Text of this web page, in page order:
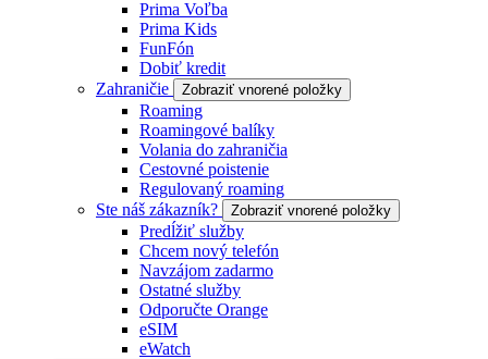
Prima Voľba
Prima Kids
FunFón
Dobiť kredit
Zahraničie
Zobraziť vnorené položky
Roaming
Roamingové balíky
Volania do zahraničia
Cestovné poistenie
Regulovaný roaming
Ste náš zákazník?
Zobraziť vnorené položky
Predĺžiť služby
Chcem nový telefón
Navzájom zadarmo
Ostatné služby
Odporučte Orange
eSIM
eWatch